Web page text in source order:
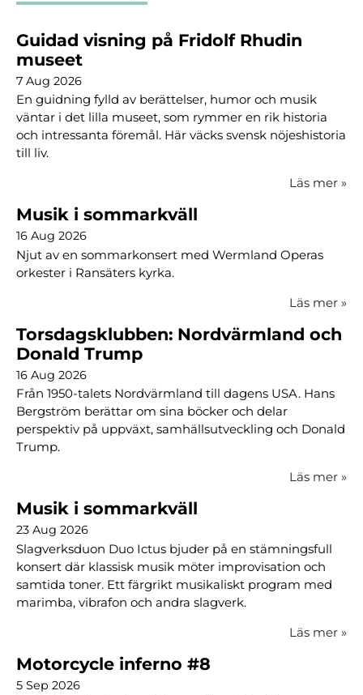
Guidad visning på Fridolf Rhudin
museet
7 Aug 2026
En guidning fylld av berättelser, humor och musik
väntar i det lilla museet, som rymmer en rik historia
och intressanta föremål. Här väcks svensk nöjeshistoria
till liv.
Läs mer »
Musik i sommarkväll
16 Aug 2026
Njut av en sommarkonsert med Wermland Operas
orkester i Ransäters kyrka.
Läs mer »
Torsdagsklubben: Nordvärmland och
Donald Trump
16 Aug 2026
Från 1950-talets Nordvärmland till dagens USA. Hans
Bergström berättar om sina böcker och delar
perspektiv på uppväxt, samhällsutveckling och Donald
Trump.
Läs mer »
Musik i sommarkväll
23 Aug 2026
Slagverksduon Duo Ictus bjuder på en stämningsfull
konsert där klassisk musik möter improvisation och
samtida toner. Ett färgrikt musikaliskt program med
marimba, vibrafon och andra slagverk.
Läs mer »
Motorcycle inferno #8
5 Sep 2026